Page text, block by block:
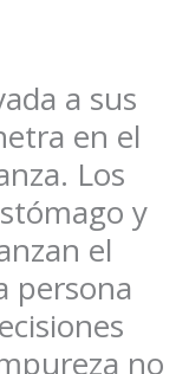
a sus
en el
Los
y
el
persona
no